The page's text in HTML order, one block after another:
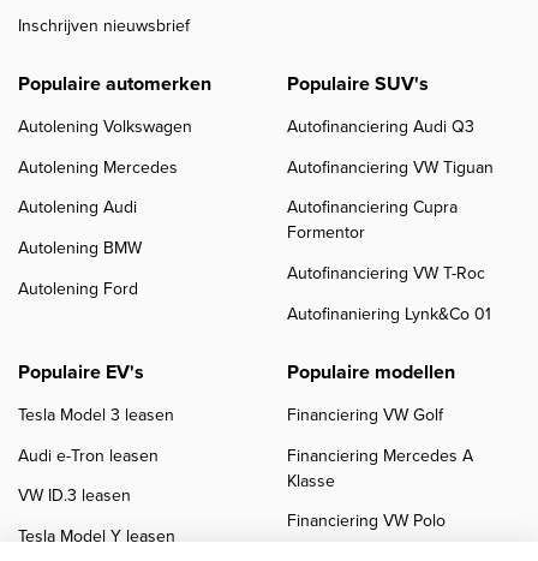
Inschrijven nieuwsbrief
Populaire automerken
Autolening Volkswagen
Autolening Mercedes
Autolening Audi
Autolening BMW
Autolening Ford
Populaire SUV's
Autofinanciering Audi Q3
Autofinanciering VW Tiguan
Autofinanciering Cupra
Formentor
Autofinanciering VW T-Roc
Autofinaniering Lynk&Co 01
Populaire EV's
Tesla Model 3 leasen
Audi e-Tron leasen
VW ID.3 leasen
Tesla Model Y leasen
Populaire modellen
Financiering VW Golf
Financiering Mercedes A
Klasse
Financiering VW Polo